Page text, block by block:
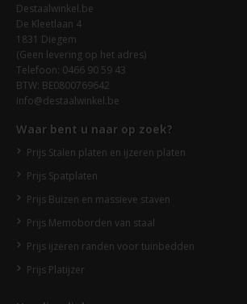
Destaalwinkel.be
De Kleetlaan 4
1831 Diegem
(Geen levering op het adres)
Telefoon: 0466 90 59 43
BTW: BE0800769642
info@destaalwinkel.be
Waar bent u naar op zoek?
Prijs Stalen platen en ijzeren platen
Prijs Spatplaten
Prijs Buizen en massieve staven
Prijs Memoborden van staal
Prijs ijzeren randen voor tuinbedden
Prijs Platijzer